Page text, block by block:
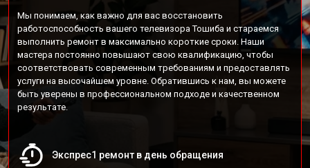
Мы понимаем, как важно для вас восстановить
работоспособность вашего телевизора Тошиба и стараемся
выполнить ремонт в максимально короткие сроки. Наши
мастера постоянно повышают свою квалификацию, чтобы
соответствовать современным требованиям и предоставлять
услуги на высочайшем уровне. Обратившись к нам, вы можете
быть уверены в профессиональном подходе и качественном
результате.
Экспрес1 ремонт в день обращения